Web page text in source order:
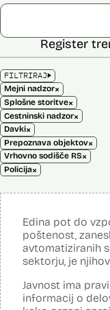
FILTRIRAJ
Mejni nadzor×
Splošne storitve×
Cestninski nadzor×
Davki×
Prepoznava objektov×
Vrhovno sodišče RS×
Policija×
Register
Edina pot do
poštenost,
avtomatiziranih
sektorju, je
Javnost ima
informacij o